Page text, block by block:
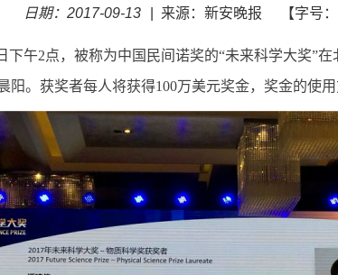
日期：2017-09-13 来源：新安晚报 【字号：
2点，被称为中国民间诺奖的“未来科学大奖”在
。获奖者每人将获得100万美元奖金，奖金的使用